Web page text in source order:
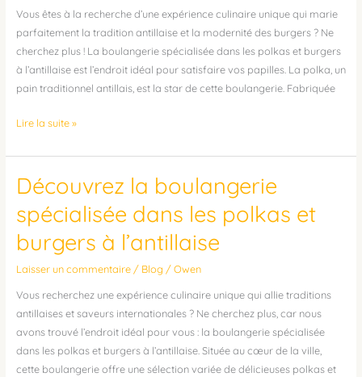
Vous êtes à la recherche d’une expérience culinaire unique qui marie
parfaitement la tradition antillaise et la modernité des burgers ? Ne
cherchez plus ! La boulangerie spécialisée dans les polkas et burgers
à l’antillaise est l’endroit idéal pour satisfaire vos papilles. La polka, un
pain traditionnel antillais, est la star de cette boulangerie. Fabriquée
polkas
et
burgers
à
l’antillaise
Lire la suite »
Découvrez la boulangerie
spécialisée dans les polkas et
burgers à l’antillaise
Laisser un commentaire / Blog /Owen
Vous recherchez une expérience culinaire unique qui allie traditions
antillaises et saveurs internationales ? Ne cherchez plus, car nous
avons trouvé l’endroit idéal pour vous : la boulangerie spécialisée
dans les polkas et burgers à l’antillaise. Située au cœur de la ville,
cette boulangerie offre une sélection variée de délicieuses polkas et
Découvrez
boulangerie
spécialisée
dans
les
polkas
et
burgers
à
l’antillaise